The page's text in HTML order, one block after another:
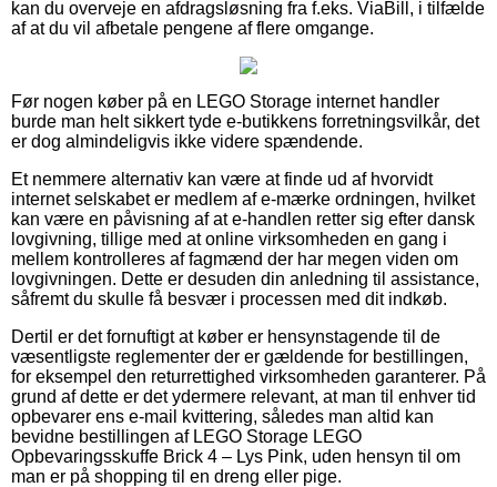
kan du overveje en afdragsløsning fra f.eks. ViaBill, i tilfælde
af at du vil afbetale pengene af flere omgange.
Før nogen køber på en LEGO Storage internet handler
burde man helt sikkert tyde e-butikkens forretningsvilkår, det
er dog almindeligvis ikke videre spændende.
Et nemmere alternativ kan være at finde ud af hvorvidt
internet selskabet er medlem af e-mærke ordningen, hvilket
kan være en påvisning af at e-handlen retter sig efter dansk
lovgivning, tillige med at online virksomheden en gang i
mellem kontrolleres af fagmænd der har megen viden om
lovgivningen. Dette er desuden din anledning til assistance,
såfremt du skulle få besvær i processen med dit indkøb.
Dertil er det fornuftigt at køber er hensynstagende til de
væsentligste reglementer der er gældende for bestillingen,
for eksempel den returrettighed virksomheden garanterer. På
grund af dette er det ydermere relevant, at man til enhver tid
opbevarer ens e-mail kvittering, således man altid kan
bevidne bestillingen af LEGO Storage LEGO
Opbevaringsskuffe Brick 4 – Lys Pink, uden hensyn til om
man er på shopping til en dreng eller pige.